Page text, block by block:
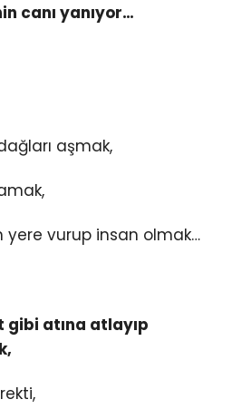
canı yanıyor…
aşmak,
vurup insan olmak…
gibi atına atlayıp